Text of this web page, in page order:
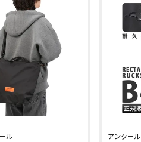
ル アンクール